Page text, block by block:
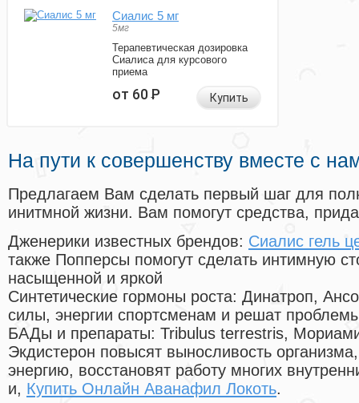
Сиалис 5 мг
5мг
Терапевтическая дозировка
Сиалиса для курсового
приема
от 60Р Купить
На пути к совершенству вместе с
Предлагаем Вам сделать первый шаг для
инитмной жизни. Вам помогут средства,
Дженерики известных брендов: Сиалис гель
также Попперсы помогут сделать интимную
насыщенной и яркой
Синтетические гормоны роста: Динатроп,
силы, энергии спортсменам и решат
БАДы и препараты: Tribulus terrestris,
Экдистерон повысят выносливость
энергию, восстановят работу многих
и, Купить Онлайн Аванафил Локоть.